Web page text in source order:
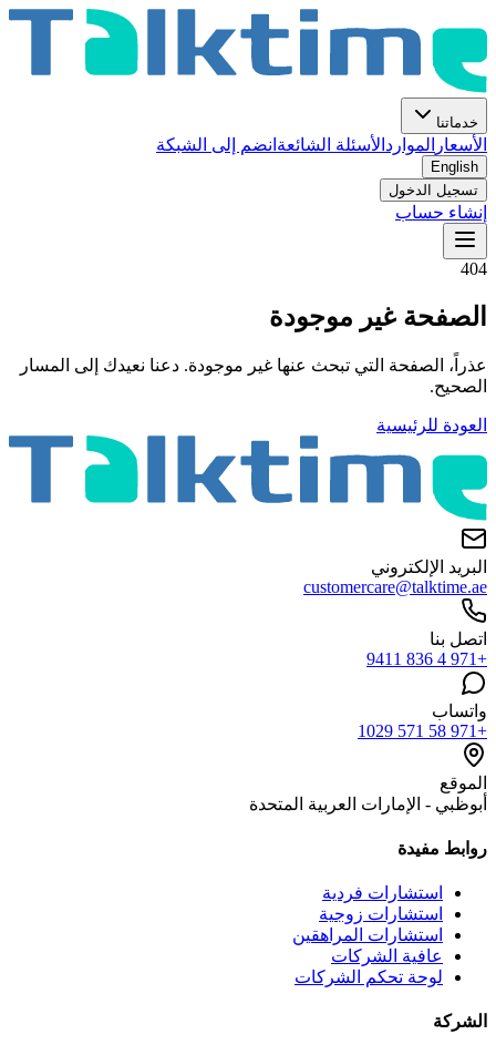
خدماتنا
الأسعار الموارد الأسئلة الشائعة انضم إلى الشبكة
English
تسجيل الدخول
إنشاء حساب
404
الصفحة غير موجودة
عذراً، الصفحة التي تبحث عنها غير موجودة. دعنا نعيدك إلى المسار
الصحيح.
العودة للرئيسية
البريد الإلكتروني
customercare@talktime.ae
اتصل بنا
+971 4 836 9411
واتساب
+971 58 571 1029
الموقع
أبوظبي - الإمارات العربية المتحدة
روابط مفيدة
استشارات فردية
استشارات زوجية
استشارات المراهقين
عافية الشركات
لوحة تحكم الشركات
الشركة